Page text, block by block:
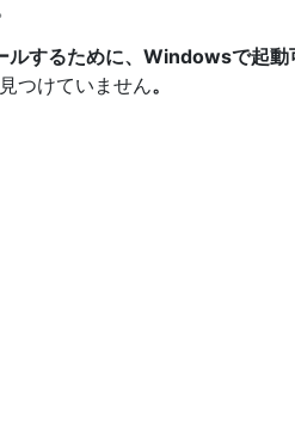
するために、Windowsで起動
つけていません。